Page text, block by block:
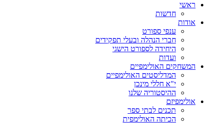
ראשי
חדשות
אודות
ענפי ספורט
חברי הנהלה ובעלי תפקידים
היחידה לספורט הישגי
ועדות
המשחקים האולימפיים
המדליסטים האולימפיים
י"א חללי מינכן
ההיסטוריה שלנו
אולימפיזם
תכנים לבתי ספר
הכיתה האולימפית